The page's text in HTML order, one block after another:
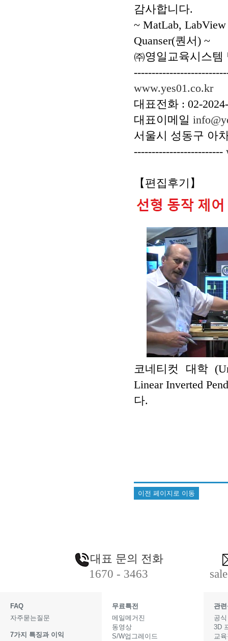
감사합니다.
~ MatLab,
Quanser(퀀서) ~
㈜영일교육시스템
www.yes01.co.kr
대표전화 : 02-
대표이메일
서울시 성동구 아
-------------------------
【편집후기】
코네티컷 대학
Linear Inverted
다.
이전 페이지로 이동
대표 문의 전화
1670 - 3463
FAQ
자주묻는질문
7가지 특징과 이익
무료특전
메일메거진
동영상
S/W업그레이드
관
공
3D
교